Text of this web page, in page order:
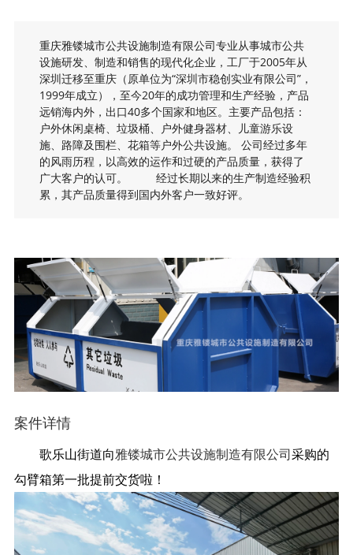
重庆雅镂城市公共设施制造有限公司专业从事城市公共
设施研发、制造和销售的现代化企业，工厂于2005年从
深圳迁移至重庆（原单位为“深圳市稳创实业有限公司”，
1999年成立），至今20年的成功管理和生产经验，产品
远销海内外，出口40多个国家和地区。主要产品包括：
户外休闲桌椅、垃圾桶、户外健身器材、儿童游乐设
施、路障及围栏、花箱等户外公共设施。 公司经过多年
的风雨历程，以高效的运作和过硬的产品质量，获得了
广大客户的认可。 经过长期以来的生产制造经验积
累，其产品质量得到国内外客户一致好评。
案件详情
歌乐山街道向雅镂城市公共设施制造有限公司采购的
勾臂箱第一批提前交货啦！